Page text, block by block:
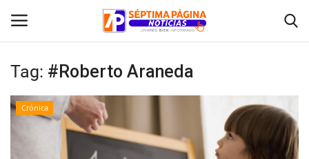
Inicio
Tag: #Roberto Araneda
Crónica